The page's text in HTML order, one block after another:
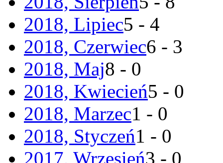
2018, Lipiec5 - 4
2018, Czerwiec6 - 3
2018, Maj8 - 0
2018, Kwiecień5 - 0
2018, Marzec1 - 0
2018, Styczeń1 - 0
2017, Wrzesień3 - 0